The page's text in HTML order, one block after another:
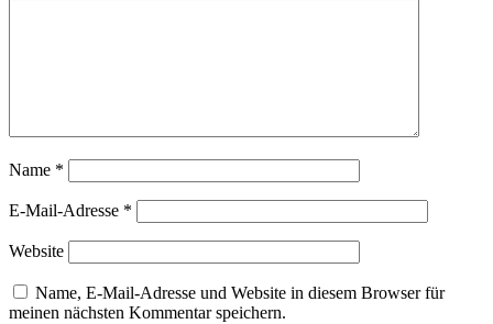
Name *
E-Mail-Adresse *
Website
Name, E-Mail-Adresse und Website in diesem Browser für
meinen nächsten Kommentar speichern.